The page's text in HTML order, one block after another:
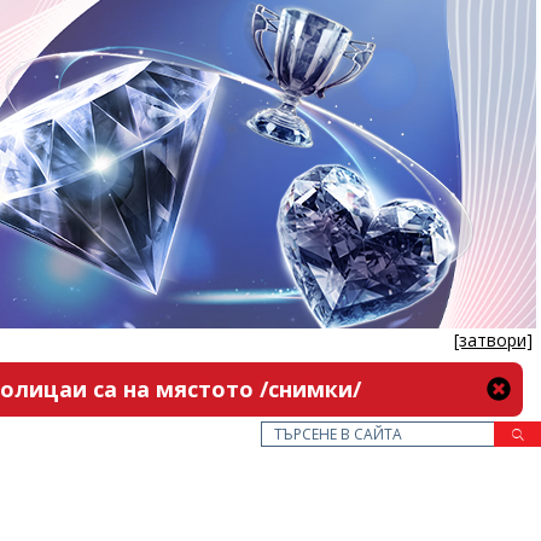
[затвори]
са на мястото /снимки/